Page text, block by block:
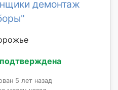
демонтаж
5 лет назад